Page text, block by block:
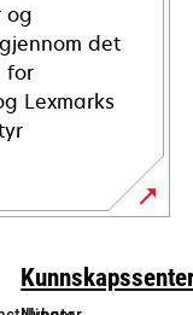
og
det
for
Lexmarks